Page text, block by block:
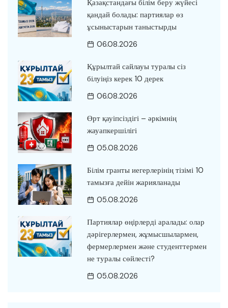
Қазақстандағы білім беру жүйесі
қандай болады: партиялар өз
ұсыныстарын таныстырды
06.08.2026
Құрылтай сайлауы туралы сіз
білуіңіз керек 10 дерек
06.08.2026
Өрт қауіпсіздігі – әркімнің
жауапкершілігі
05.08.2026
Білім гранты иегерлерінің тізімі 10
тамызға дейін жарияланады
05.08.2026
Партиялар өңірлерді аралады: олар
дәрігерлермен, жұмысшылармен,
фермерлермен және студенттермен
не туралы сөйлесті?
05.08.2026